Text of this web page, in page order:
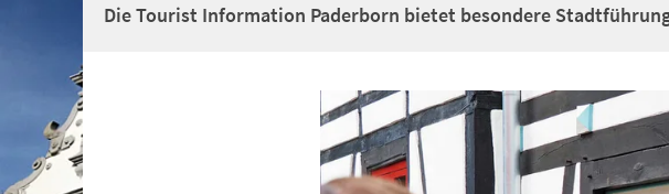
Die Tourist Information Paderborn bietet besondere